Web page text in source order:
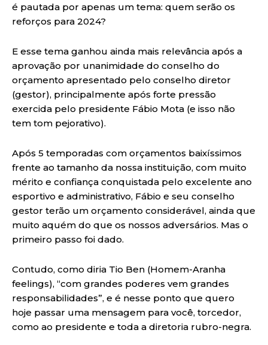
é pautada por apenas um tema: quem serão os
reforços para 2024?
E esse tema ganhou ainda mais relevância após a
aprovação por unanimidade do conselho do
orçamento apresentado pelo conselho diretor
(gestor), principalmente após forte pressão
exercida pelo presidente Fábio Mota (e isso não
tem tom pejorativo).
Após 5 temporadas com orçamentos baixíssimos
frente ao tamanho da nossa instituição, com muito
mérito e confiança conquistada pelo excelente ano
esportivo e administrativo, Fábio e seu conselho
gestor terão um orçamento considerável, ainda que
muito aquém do que os nossos adversários. Mas o
primeiro passo foi dado.
Contudo, como diria Tio Ben (Homem-Aranha
feelings), “com grandes poderes vem grandes
responsabilidades”, e é nesse ponto que quero
hoje passar uma mensagem para você, torcedor,
como ao presidente e toda a diretoria rubro-negra.